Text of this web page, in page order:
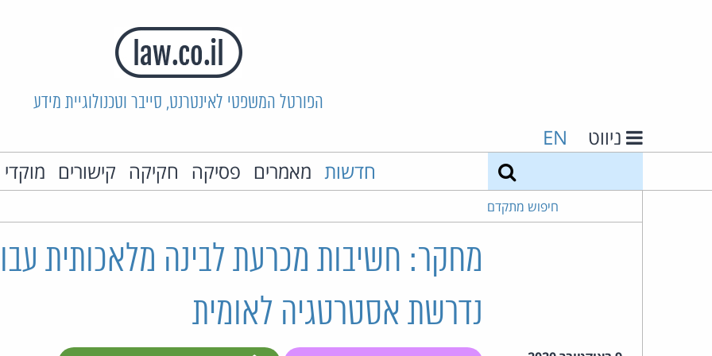
הפורטל המשפטי לאינטרנט, סייבר וטכנולוגיית מידע
ניווט EN
חדשות מאמרים פסיקה חקיקה קישורים
חיפוש מתקדם
מחקר: חשיבות מכרעת לבינה מלאכותית
נדרשת אסטרטגיה לאומית